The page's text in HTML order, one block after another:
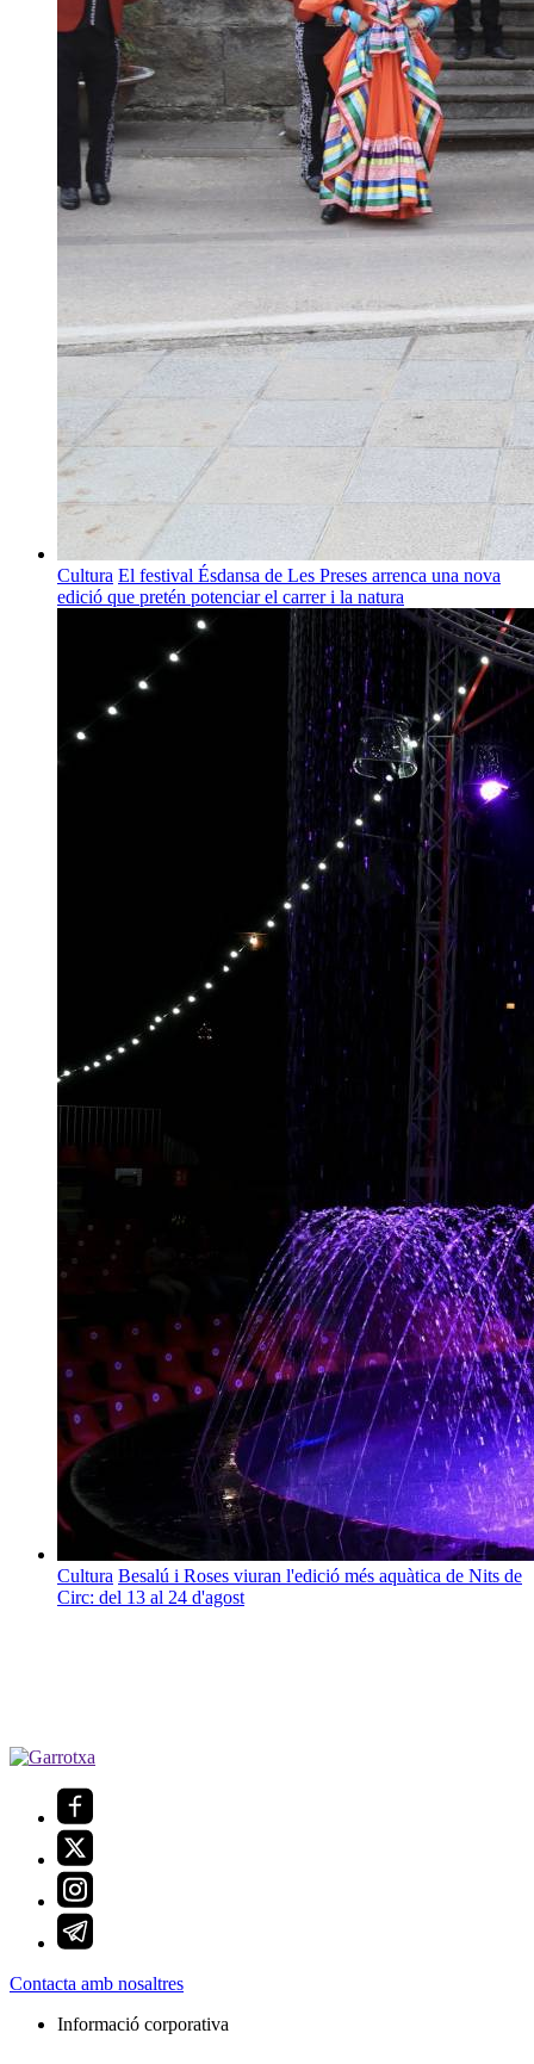
Cultura El festival Ésdansa de Les Preses arrenca una nova
edició que pretén potenciar el carrer i la natura
Cultura Besalú i Roses viuran l'edició més aquàtica de Nits de
Circ: del 13 al 24 d'agost
Contacta amb nosaltres
Informació corporativa